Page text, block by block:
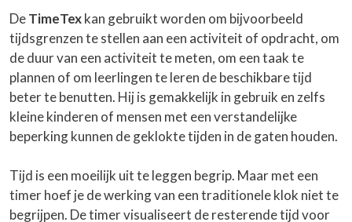
DeTimeTexkan gebruikt worden om bijvoorbeeld
tijdsgrenzen te stellen aan een activiteit of opdracht, om
de duur van een activiteit te meten, om een taak te
plannen of om leerlingen te leren de beschikbare tijd
beter te benutten. Hij is gemakkelijk in gebruik en zelfs
kleine kinderen of mensen met een verstandelijke
beperking kunnen de geklokte tijden in de gaten houden.
Tijd is een moeilijk uit te leggen begrip. Maar met een
timer hoef je de werking van een traditionele klok niet te
begrijpen. De timer visualiseert de resterende tijd voor